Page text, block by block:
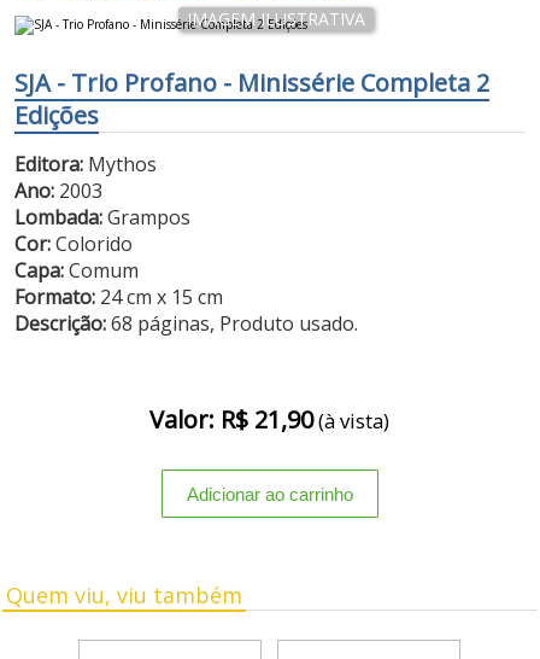
SJA - Trio Profano - Minissérie Completa 2
Edições
Editora: Mythos
Ano: 2003
Lombada:Grampos
Cor:Colorido
Capa:Comum
Formato: 24 cm x 15 cm
Descrição:68 páginas, Produto usado.
Valor: R$ 21,90(à vista)
Quem viu, viu também